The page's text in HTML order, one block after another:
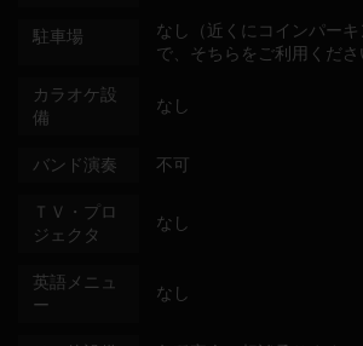
駐車場
なし（近くにコインパー
で、そちらをご利用くださ
カラオケ設
備
なし
バンド演奏 不可
ＴＶ・プロ
ジェクタ
なし
英語メニュ
ー
なし